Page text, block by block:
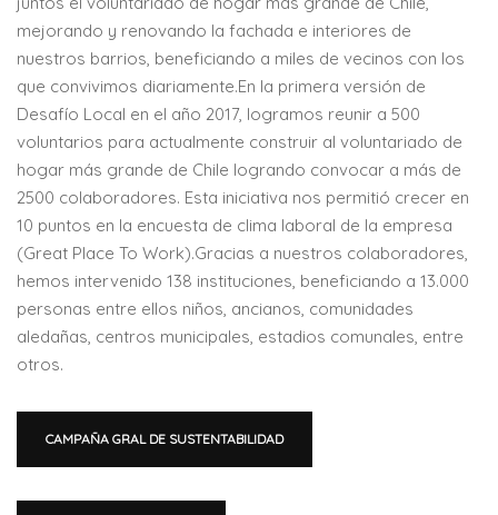
mejorando y renovando la fachada e interiores de
nuestros barrios, beneficiando a miles de vecinos con los
que convivimos diariamente.En la primera versión de
Desafío Local en el año 2017, logramos reunir a 500
voluntarios para actualmente construir al voluntariado de
hogar más grande de Chile logrando convocar a más de
2500 colaboradores. Esta iniciativa nos permitió crecer en
10 puntos en la encuesta de clima laboral de la empresa
(Great Place To Work).Gracias a nuestros colaboradores,
hemos intervenido 138 instituciones, beneficiando a 13.000
personas entre ellos niños, ancianos, comunidades
aledañas, centros municipales, estadios comunales, entre
otros.
CAMPAÑA GRAL DE SUSTENTABILIDAD